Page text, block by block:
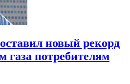
новый рекорд
газа потребителям